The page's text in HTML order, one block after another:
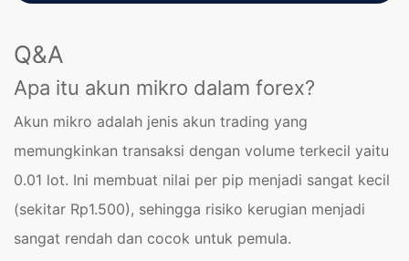
Q&A
Apa itu akun mikro dalam forex?
Akun mikro adalah jenis akun trading yang
memungkinkan transaksi dengan volume terkecil yaitu
0.01 lot. Ini membuat nilai per pip menjadi sangat kecil
(sekitar Rp1.500), sehingga risiko kerugian menjadi
sangat rendah dan cocok untuk pemula.